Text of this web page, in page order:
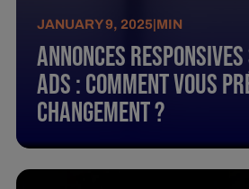
JANUARY 9, 2025 MIN
Annonces
Ads : Comment Vous
Changement ?